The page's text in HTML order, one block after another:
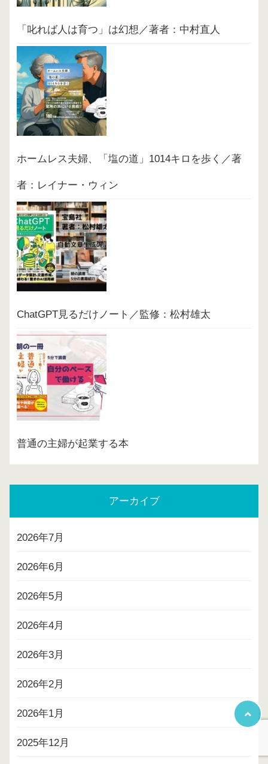
「叱れば人は育つ」は幻想／著者：中村直人
ホームレス夫婦、「塩の道」1014キロを歩く／著
者：レイナー・ウィン
ChatGPT見るだけノート／監修：松村雄太
普通の主婦が起業する本
アーカイブ
2026年7月
2026年6月
2026年5月
2026年4月
2026年3月
2026年2月
2026年1月
2025年12月